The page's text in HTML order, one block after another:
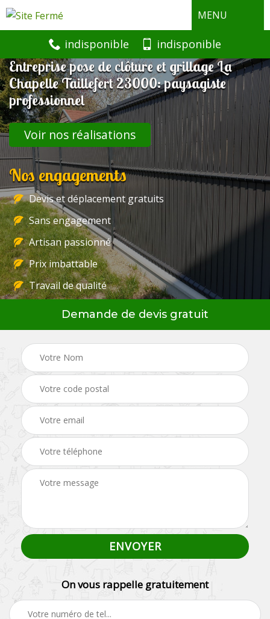
MENU
indisponible indisponible
Entreprise pose de clôture et grillage La
Chapelle Taillefert 23000: paysagiste
professionnel
Voir nos réalisations
Nos engagements
Devis et déplacement gratuits
Sans engagement
Artisan passionné
Prix imbattable
Travail de qualité
Demande de devis gratuit
On vous rappelle gratuitement